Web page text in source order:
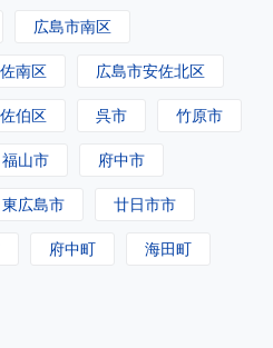
広島市南区
南区 広島市安佐北区
伯区 呉市 竹原市
福山市 府中市
東広島市 廿日市市
府中町 海田町